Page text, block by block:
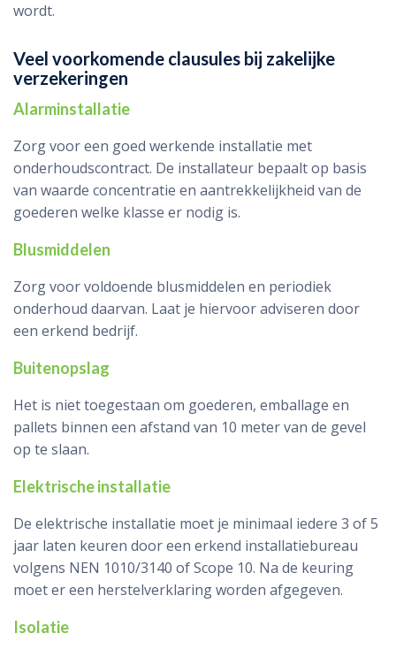
wordt.
Veel voorkomende clausules bij zakelijke
verzekeringen
Alarminstallatie
Zorg voor een goed werkende installatie met
onderhoudscontract. De installateur bepaalt op basis
van waarde concentratie en aantrekkelijkheid van de
goederen welke klasse er nodig is.
Blusmiddelen
Zorg voor voldoende blusmiddelen en periodiek
onderhoud daarvan. Laat je hiervoor adviseren door
een erkend bedrijf.
Buitenopslag
Het is niet toegestaan om goederen, emballage en
pallets binnen een afstand van 10 meter van de gevel
op te slaan.
Elektrische installatie
De elektrische installatie moet je minimaal iedere 3 of 5
jaar laten keuren door een erkend installatiebureau
volgens NEN 1010/3140 of Scope 10. Na de keuring
moet er een herstelverklaring worden afgegeven.
Isolatie